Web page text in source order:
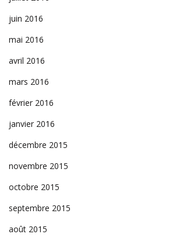
juin 2016
mai 2016
avril 2016
mars 2016
février 2016
janvier 2016
décembre 2015
novembre 2015
octobre 2015
septembre 2015
août 2015